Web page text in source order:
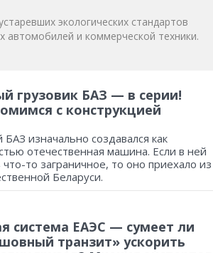
экологических стандартов
и коммерческой техники.
грузовик БАЗ — в серии!
с конструкцией
изначально создавался как
отечественная машина. Если в ней
что-то заграничное, то оно приехало из
Беларуси.
система ЕАЭС — сумеет ли
транзит» ускорить